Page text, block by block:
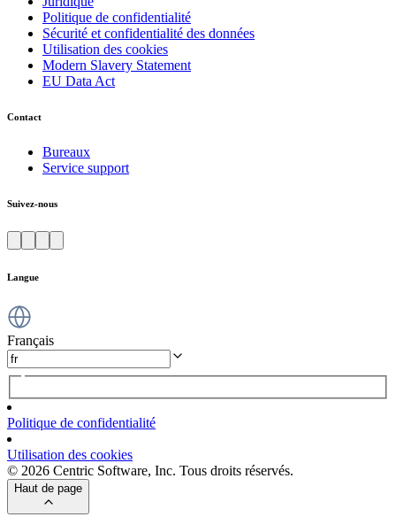
Politique de confidentialité
Sécurité et confidentialité des données
Utilisation des cookies
Modern Slavery Statement
EU Data Act
Contact
Bureaux
Service support
Suivez-nous
Langue
Français
Politique de confidentialité
Utilisation des cookies
© 2026 Centric Software, Inc. Tous droits réservés.
Haut de page